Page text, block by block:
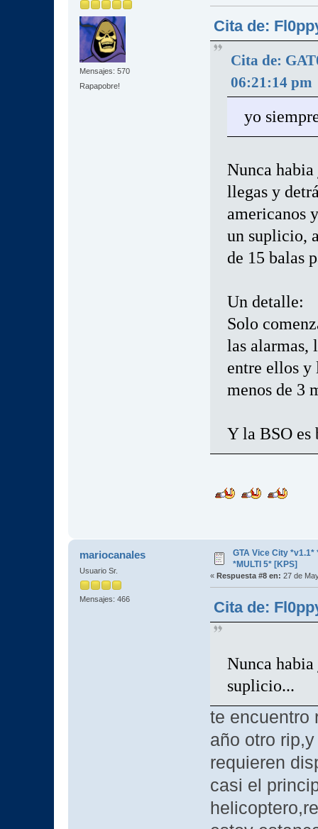
Mensajes: 570
Rapapobre!
Cita de:
Cita de:
06:21:14 pm
yo
Nunca habia
llegas y
americanos
un suplicio,
de 15 balas
Un detalle:
Solo
las alarmas,
entre ellos
menos de 3
Y la BSO es
mariocanales
Usuario Sr.
Mensajes: 466
GTA Vice City *v1.1*
*MULTI 5* [KPS]
« Respuesta #8 en: 27 de
Cita de:
Nunca habia
suplicio...
te encuentro
año otro
requieren
casi el